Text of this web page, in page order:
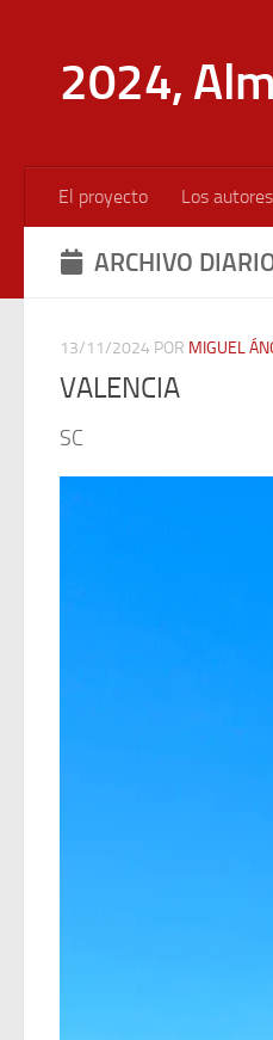
2024,
El proyecto Los autores
ARCHIVO
13/11/2024 POR MIGUEL
VALENCIA
SC